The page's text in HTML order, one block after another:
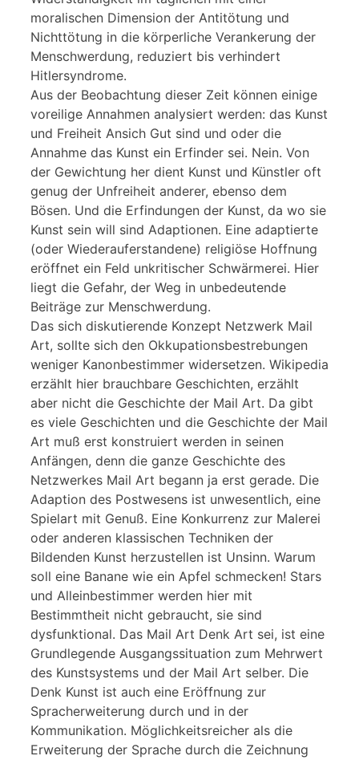
moralischen Dimension der Antitötung und
Nichttötung in die körperliche Verankerung der
Menschwerdung, reduziert bis verhindert
Hitlersyndrome.
Aus der Beobachtung dieser Zeit können einige
voreilige Annahmen analysiert werden: das Kunst
und Freiheit Ansich Gut sind und oder die
Annahme das Kunst ein Erfinder sei. Nein. Von
der Gewichtung her dient Kunst und Künstler oft
genug der Unfreiheit anderer, ebenso dem
Bösen. Und die Erfindungen der Kunst, da wo sie
Kunst sein will sind Adaptionen. Eine adaptierte
(oder Wiederauferstandene) religiöse Hoffnung
eröffnet ein Feld unkritischer Schwärmerei. Hier
liegt die Gefahr, der Weg in unbedeutende
Beiträge zur Menschwerdung.
Das sich diskutierende Konzept Netzwerk Mail
Art, sollte sich den Okkupationsbestrebungen
weniger Kanonbestimmer widersetzen. Wikipedia
erzählt hier brauchbare Geschichten, erzählt
aber nicht die Geschichte der Mail Art. Da gibt
es viele Geschichten und die Geschichte der Mail
Art muß erst konstruiert werden in seinen
Anfängen, denn die ganze Geschichte des
Netzwerkes Mail Art begann ja erst gerade. Die
Adaption des Postwesens ist unwesentlich, eine
Spielart mit Genuß. Eine Konkurrenz zur Malerei
oder anderen klassischen Techniken der
Bildenden Kunst herzustellen ist Unsinn. Warum
soll eine Banane wie ein Apfel schmecken! Stars
und Alleinbestimmer werden hier mit
Bestimmtheit nicht gebraucht, sie sind
dysfunktional. Das Mail Art Denk Art sei, ist eine
Grundlegende Ausgangssituation zum Mehrwert
des Kunstsystems und der Mail Art selber. Die
Denk Kunst ist auch eine Eröffnung zur
Spracherweiterung durch und in der
Kommunikation. Möglichkeitsreicher als die
Erweiterung der Sprache durch die Zeichnung